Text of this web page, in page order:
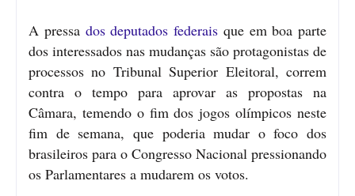
A pressa dos deputados federais que em boa parte
dos interessados nas mudanças são protagonistas de
processos no Tribunal Superior Eleitoral, correm
contra o tempo para aprovar as propostas na
Câmara, temendo o fim dos jogos olímpicos neste
fim de semana, que poderia mudar o foco dos
brasileiros para o Congresso Nacional pressionando
os Parlamentares a mudarem os votos.